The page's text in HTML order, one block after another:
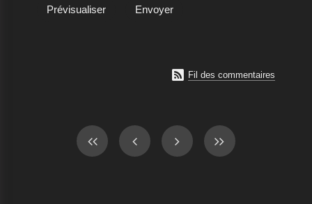
 Fil des commentaires